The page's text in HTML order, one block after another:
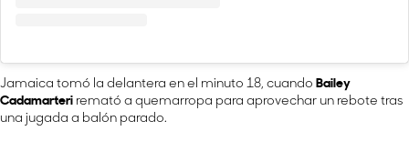
Jamaica tomó la delantera en el minuto 18, cuando Bailey
Cadamarteri remató a quemarropa para aprovechar un rebote tras
una jugada a balón parado.